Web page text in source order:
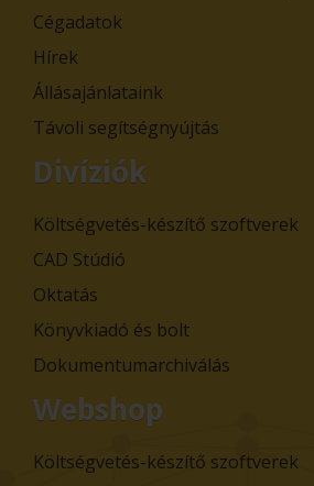
Cégadatok
Hírek
Állásajánlataink
Távoli segítségnyújtás
Divíziók
Költségvetés-készítő szoftverek
CAD Stúdió
Oktatás
Könyvkiadó és bolt
Dokumentumarchiválás
Webshop
Költségvetés-készítő szoftverek